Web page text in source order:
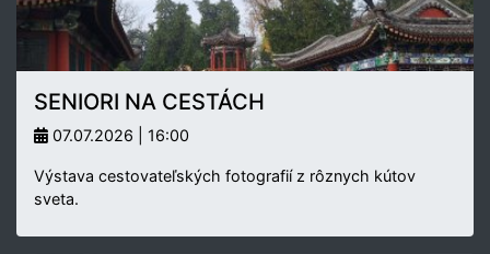
SENIORI NA CESTÁCH
07.07.2026 | 16:00
Výstava cestovateľských fotografií z rôznych kútov
sveta.